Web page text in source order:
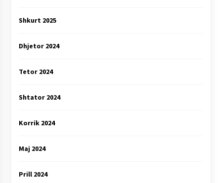
Shkurt 2025
Dhjetor 2024
Tetor 2024
Shtator 2024
Korrik 2024
Maj 2024
Prill 2024